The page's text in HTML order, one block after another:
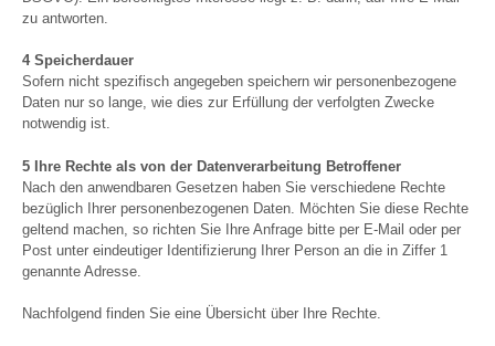
zu antworten.
4 Speicherdauer
Sofern nicht spezifisch angegeben speichern wir personenbezogene
Daten nur so lange, wie dies zur Erfüllung der verfolgten Zwecke
notwendig ist.
5 Ihre Rechte als von der Datenverarbeitung Betroffener
Nach den anwendbaren Gesetzen haben Sie verschiedene Rechte
bezüglich Ihrer personenbezogenen Daten. Möchten Sie diese Rechte
geltend machen, so richten Sie Ihre Anfrage bitte per E-Mail oder per
Post unter eindeutiger Identifizierung Ihrer Person an die in Ziffer 1
genannte Adresse.
Nachfolgend finden Sie eine Übersicht über Ihre Rechte.